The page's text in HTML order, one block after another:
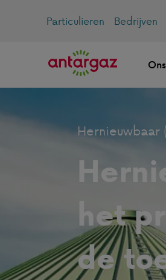
Particulieren Bedrijven
Hernieuwbaar
het
de